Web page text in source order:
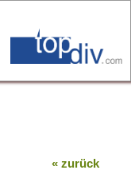
« zurück